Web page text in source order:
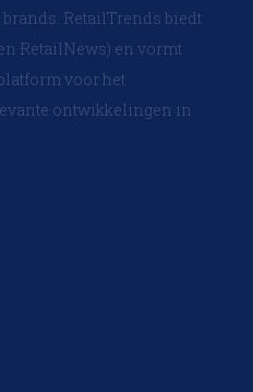
RetailTrends biedt
RetailNews) en vormt
voor het
ontwikkelingen in